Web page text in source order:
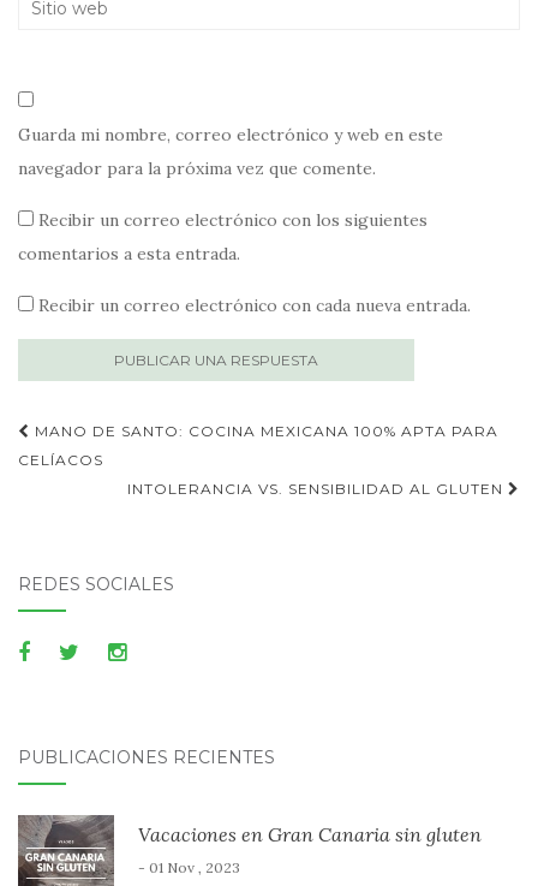
Guarda mi nombre, correo electrónico y web en este
navegador para la próxima vez que comente.
Recibir un correo electrónico con los siguientes
comentarios a esta entrada.
Recibir un correo electrónico con cada nueva entrada.
Publica
navegación
MANO DE SANTO: COCINA MEXICANA 100% APTA PARA
CELÍACOS
INTOLERANCIA VS. SENSIBILIDAD AL GLUTEN
REDES SOCIALES
PUBLICACIONES RECIENTES
Vacaciones en Gran Canaria sin gluten
- 01 Nov , 2023